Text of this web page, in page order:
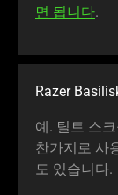
면 됩니다.
Razer
예. 틸트 스
찬가지로 사
도 있습니다.